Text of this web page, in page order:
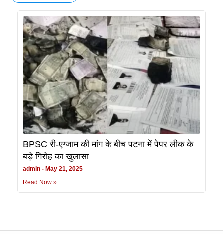
BPSC री-एग्जाम की मांग के बीच पटना में पेपर लीक के
बड़े गिरोह का खुलासा
admin
May 21, 2025
Read Now »